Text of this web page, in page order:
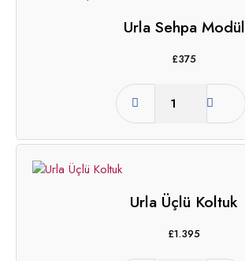
Urla Sehpa Modül
£375
Urla Üçlü Koltuk
£1.395